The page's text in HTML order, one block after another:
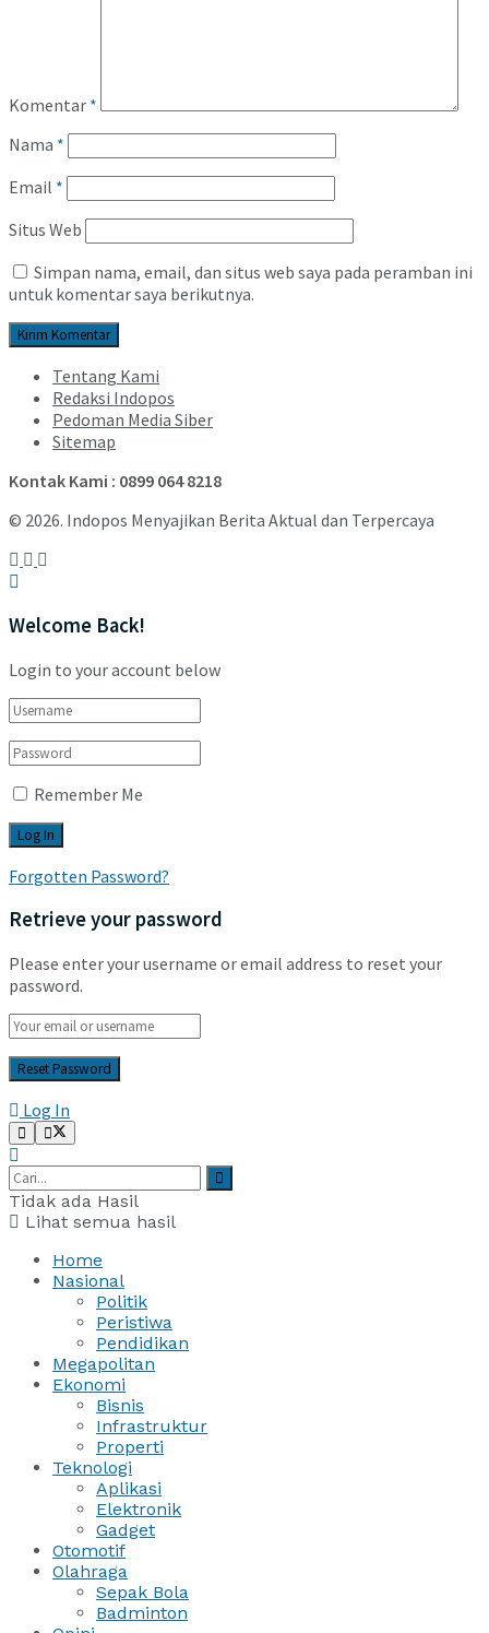
Komentar *
Nama *
Email *
Situs Web
Simpan nama, email, dan situs web saya pada peramban ini
untuk komentar saya berikutnya.
Tentang Kami
Redaksi Indopos
Pedoman Media Siber
Sitemap
Kontak Kami : 0899 064 8218
© 2026. Indopos Menyajikan Berita Aktual dan Terpercaya
Welcome Back!
Login to your account below
Remember Me
Forgotten Password?
Retrieve your password
Please enter your username or email address to reset your
password.
Log In
Tidak ada Hasil
Lihat semua hasil
Home
Nasional
Politik
Peristiwa
Pendidikan
Megapolitan
Ekonomi
Bisnis
Infrastruktur
Properti
Teknologi
Aplikasi
Elektronik
Gadget
Otomotif
Olahraga
Sepak Bola
Badminton